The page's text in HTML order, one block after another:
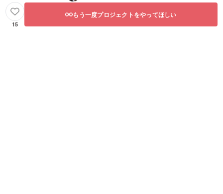
15
もう一度プロジェクトをやってほしい